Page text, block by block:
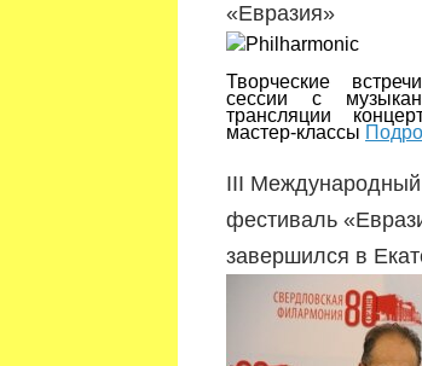
«Евразия»
Творческие
сессии с
трансляции
мастер-классы
III
фестиваль
завершился в